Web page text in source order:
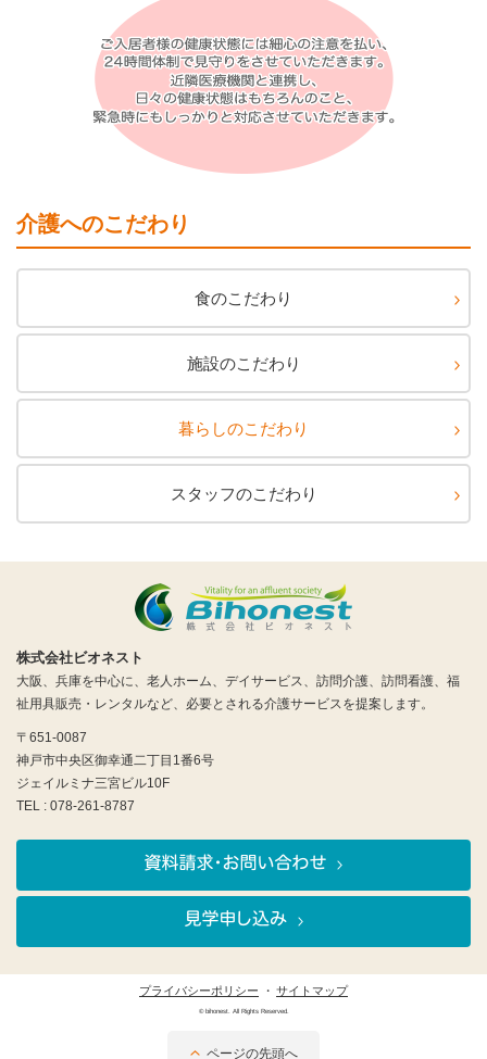
介護へのこだわり
食のこだわり
施設のこだわり
暮らしのこだわり
スタッフのこだわり
株式会社ビオネスト
大阪、兵庫を中心に、老人ホーム、デイサービス、訪問介護、訪問看護、福
祉用具販売・レンタルなど、必要とされる介護サービスを提案します。
〒651-0087
神戸市中央区御幸通二丁目1番6号
ジェイルミナ三宮ビル10F
TEL : 078-261-8787
プライバシーポリシー サイトマップ
© bihonest. All Rights Reserved.
ページの先頭へ